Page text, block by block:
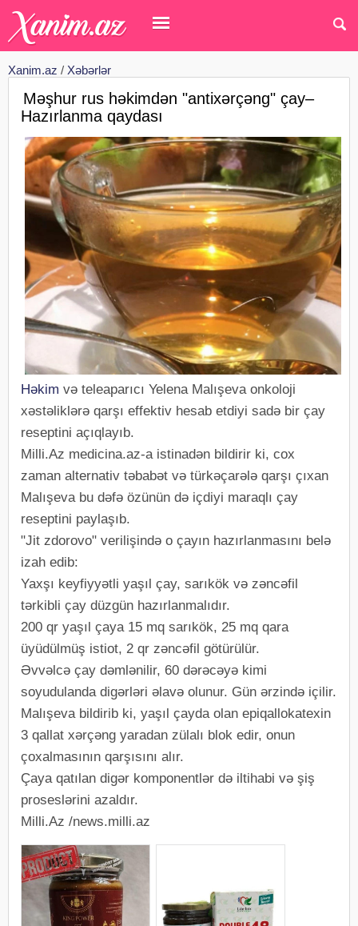
Xanim.az / Xəbərlər
Məşhur rus həkimdən "antixərçəng" çay–
Hazırlanma qaydası
Həkim və teleaparıcı Yelena Malışeva onkoloji
xəstəliklərə qarşı effektiv hesab etdiyi sadə bir çay
reseptini açıqlayıb.
Milli.Az medicina.az-a istinadən bildirir ki, cox
zaman alternativ təbabət və türkəçarələ qarşı çıxan
Malışeva bu dəfə özünün də içdiyi maraqlı çay
reseptini paylaşıb.
"Jit zdorovo" verilişində o çayın hazırlanmasını belə
izah edib:
Yaxşı keyfiyyətli yaşıl çay, sarıkök və zəncəfil
tərkibli çay düzgün hazırlanmalıdır.
200 qr yaşıl çaya 15 mq sarıkök, 25 mq qara
üyüdülmüş istiot, 2 qr zəncəfil götürülür.
Əvvəlcə çay dəmlənilir, 60 dərəcəyə kimi
soyudulanda digərləri əlavə olunur. Gün ərzində içilir.
Malışeva bildirib ki, yaşıl çayda olan epiqallokatexin
3 qallat xərçəng yaradan zülalı blok edir, onun
çoxalmasının qarşısını alır.
Çaya qatılan digər komponentlər də iltihabi və şiş
proseslərini azaldır.
Milli.Az /news.milli.az